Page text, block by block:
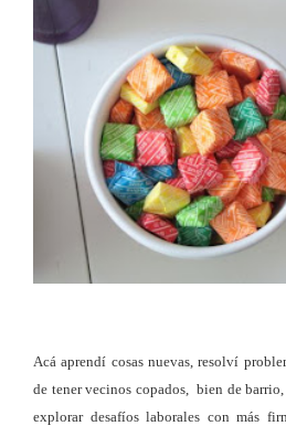
Acá aprendí cosas nuevas, resolví
de tener vecinos copados, bien de barrio,
explorar desafíos laborales con más